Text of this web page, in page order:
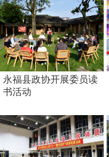
永福县政协开展委员读
书活动